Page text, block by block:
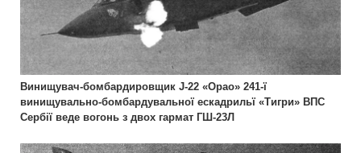
Винищувач-бомбардировщик J-22 «Орао» 241-ї
винищувально-бомбардувальної ескадрильї «Тигри» ВПС
Сербії веде вогонь з двох гармат ГШ-23Л